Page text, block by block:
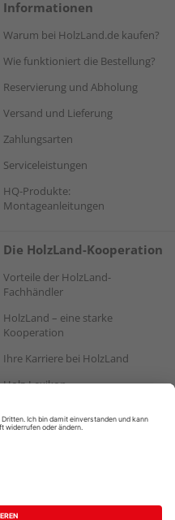
Informationen
Warum bei HolzLand.de kaufen?
Wie funktioniert die Bestellung?
Reservierung und Abholung
Versand und Lieferung
Zahlungsarten
Serviceleistungen
HQ-Produkte:
Montageanleitungen
Die HolzLand-Kooperation
Vorteile der HolzLand-
Fachhändler
HolzLand – eine starke
Kooperation
Ihre Karriere bei HolzLand
Holz-Lexikon
Nutzungsbedingungen